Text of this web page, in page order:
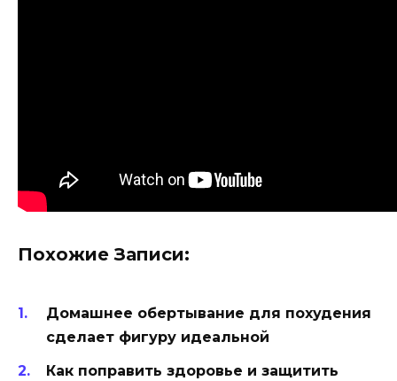
Похожие Записи:
Домашнее обертывание для похудения
сделает фигуру идеальной
Как поправить здоровье и защитить